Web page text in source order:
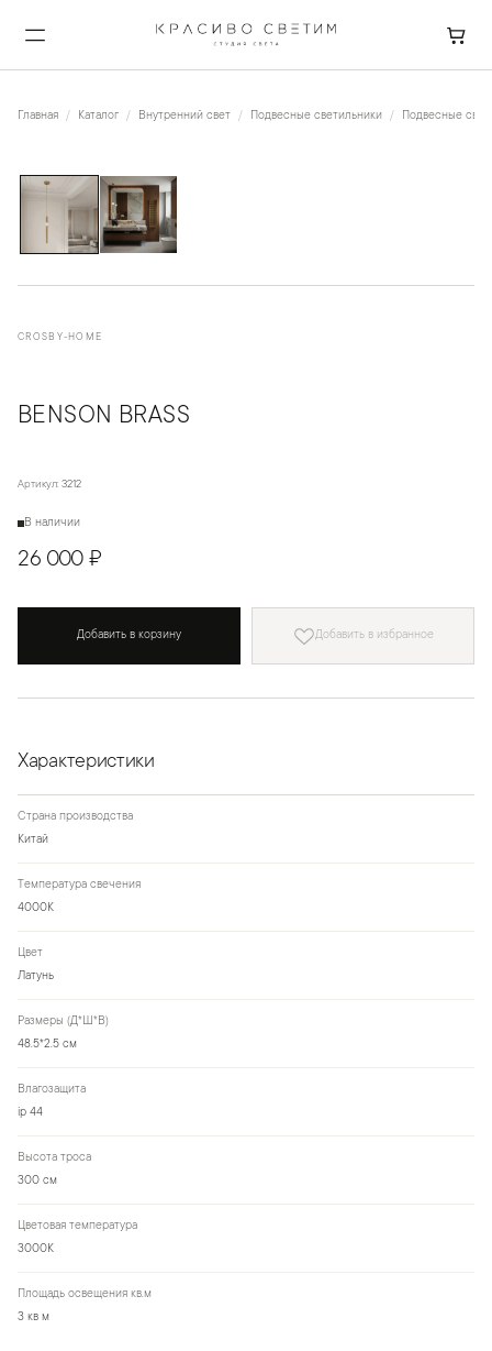
Главная Каталог Внутренний свет Подвесные светильники Подвесные
CROSBY-HOME
BENSON BRASS
Артикул: 3212
В наличии
26 000 ₽
Добавить в корзину Добавить в избранное
Характеристики
Страна производства
Китай
Температура свечения
4000К
Цвет
Латунь
Размеры (Д*Ш*В)
48.5*2.5 см
Влагозащита
ip 44
Высота троса
300 см
Цветовая температура
3000К
Площадь освещения кв.м
3 кв м